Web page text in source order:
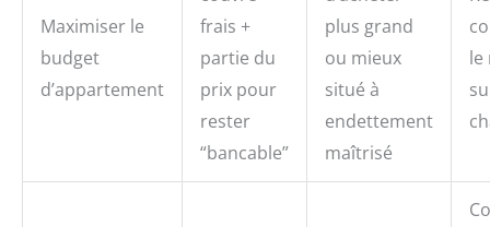
Maximiser le
budget
d’appartement
frais +
partie du
prix pour
rester
“bancable”
plus grand
ou mieux
situé à
endettement
maîtrisé
le